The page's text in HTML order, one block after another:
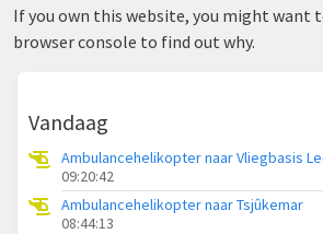
If you own this website, you might want
browser console to find out why.
Vandaag
09:20:42
Ambulancehelikopter naar Tsjûkemar
08:44:13